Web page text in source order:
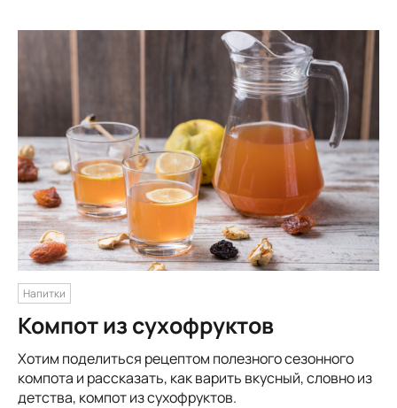
Напитки
Компот из сухофруктов
Хотим поделиться рецептом полезного сезонного
компота и рассказать, как варить вкусный, словно из
детства, компот из сухофруктов.